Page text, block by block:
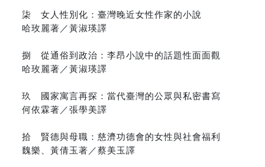
柒 女人性別化：臺灣晚近女性作家的小說
哈玫麗著／黃淑瑛譯
捌 從通俗到政治：李昂小說中的話題性面面觀
哈玫麗著／黃淑瑛譯
玖 國家寓言再探：當代臺灣的公眾與私密書寫
何依霖著／張學美譯
拾 賢德與母職：慈濟功德會的女性與社會福利
魏樂、黃倩玉著／蔡美玉譯